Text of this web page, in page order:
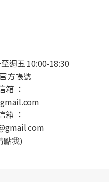
週五 10:00-18:30
方帳號
箱 ：
箱 ：
點我)